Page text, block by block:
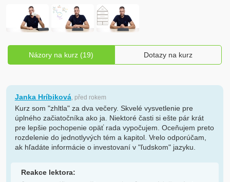
Názory na kurz (19) Dotazy na kurz
Janka Hríbiková, před rokem
Kurz som "zhltla" za dva večery. Skvelé vysvetlenie pre
úplného začiatočníka ako ja. Niektoré časti si ešte pár krát
pre lepšie pochopenie opäť rada vypočujem. Oceňujem preto
rozdelenie do jednotlyvých tém a kapitol. Vrelo odporúčam,
ak hľadáte informácie o investovaní v "ľudskom" jazyku.
Reakce lektora: